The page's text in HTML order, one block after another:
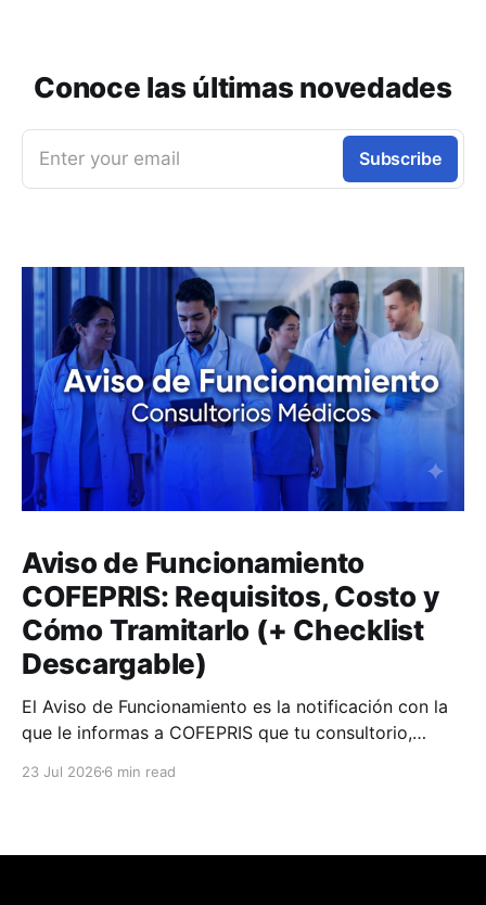
Conoce las últimas novedades
Enter your email Subscribe
Aviso de Funcionamiento
COFEPRIS: Requisitos, Costo y
Cómo Tramitarlo (+ Checklist
Descargable)
El Aviso de Funcionamiento es la notificación con la
que le informas a COFEPRIS que tu consultorio,
23 Jul 2026 6 min read